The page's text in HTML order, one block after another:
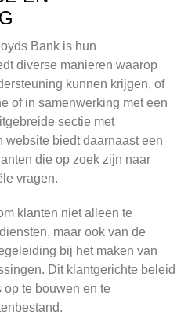
Bank is hun
diverse manieren waarop
kunnen krijgen, of
of in samenwerking met een
sectie met
website biedt daarnaast een
die op zoek zijn naar
vragen.
klanten niet alleen te
maar ook van de
bij het maken van
Dit klantgerichte beleid
op te bouwen en te